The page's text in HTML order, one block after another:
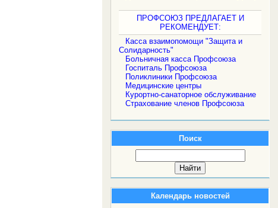
ПРОФСОЮЗ ПРЕДЛАГАЕТ И
РЕКОМЕНДУЕТ:
Касса взаимопомощи "Защита и
Солидарность"
Больничная касса Профсоюза
Госпиталь Профсоюза
Поликлиники Профсоюза
Медицинские центры
Курортно-санаторное обслуживание
Страхование членов Профсоюза
Поиск
Календарь новостей